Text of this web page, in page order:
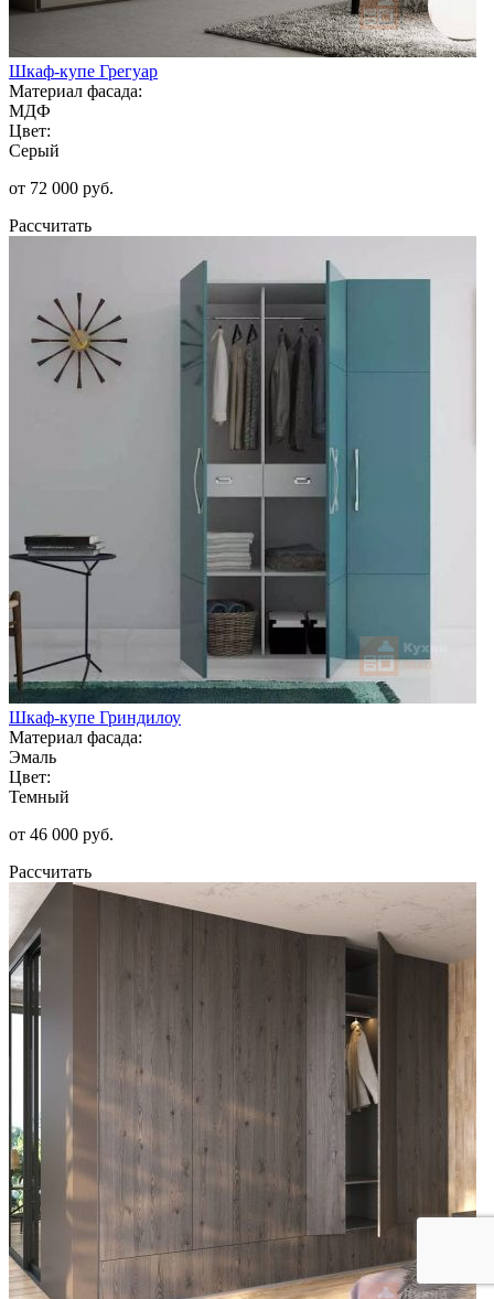
Шкаф-купе Грегуар
Материал фасада:
МДФ
Цвет:
Серый
от 72 000 руб.
Рассчитать
Шкаф-купе Гриндилоу
Материал фасада:
Эмаль
Цвет:
Темный
от 46 000 руб.
Рассчитать